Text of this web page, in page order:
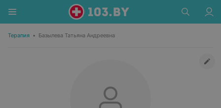
Терапия • Базылева Татьяна Андреевна